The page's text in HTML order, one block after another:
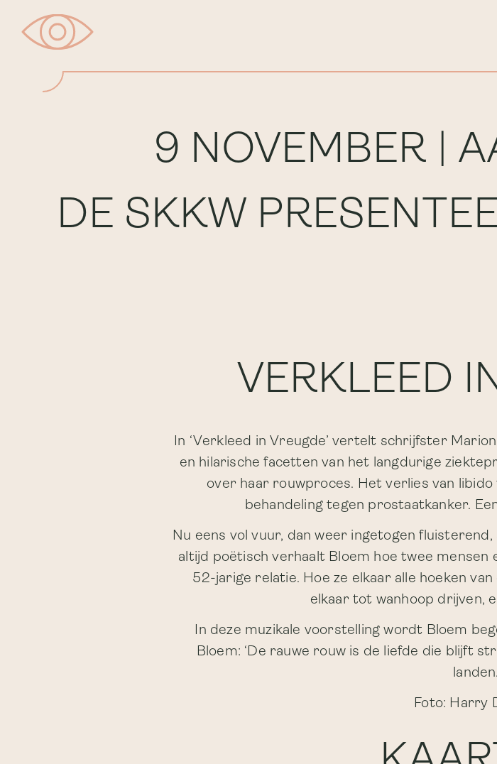
9 NOVEMBER |
DE SKKW
VERKLEED
In ‘Verkleed in Vreugde’ vertelt schrijfster
en hilarische facetten van het langdurige
over haar rouwproces. Het verlies van
behandeling tegen prostaatkanker.
Nu eens vol vuur, dan weer ingetogen
altijd poëtisch verhaalt Bloem hoe twee
52-jarige relatie. Hoe ze elkaar alle hoeken
elkaar tot wanhoop drijven,
In deze muzikale voorstelling wordt Bloem
Bloem: ‘De rauwe rouw is de liefde die blijft
Foto: Harry